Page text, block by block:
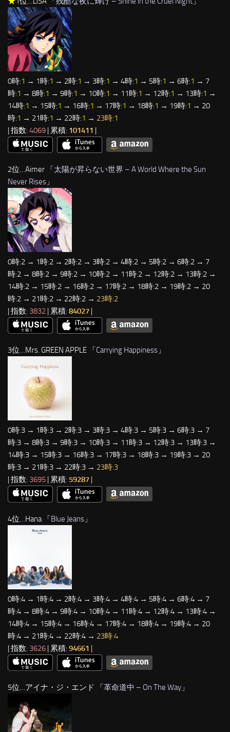
0時:1 → 1時:1 → 2時:1 → 3時:1 → 4時:1 → 5時:1 → 6時:1 → 7
時:1 → 8時:1 → 9時:1 → 10時:1 → 11時:1 → 12時:1 → 13時:1 →
14時:1 → 15時:1 → 16時:1 → 17時:1 → 18時:1 → 19時:1 → 20
時:1 → 21時:1 → 22時:1 → 23時:1
| 指数: 4069 | 累積: 101411 |
2位…Aimer 「太陽が昇らない世界 – A World Where the Sun
Never Rises 」
0時:2 → 1時:2 → 2時:2 → 3時:2 → 4時:2 → 5時:2 → 6時:2 → 7
時:2 → 8時:2 → 9時:2 → 10時:2 → 11時:2 → 12時:2 → 13時:2 →
14時:2 → 15時:2 → 16時:2 → 17時:2 → 18時:2 → 19時:2 → 20
時:2 → 21時:2 → 22時:2 → 23時:2
| 指数: 3832 | 累積: 84027 |
3位…Mrs. GREEN APPLE 「 Carrying Happiness 」
0時:3 → 1時:3 → 2時:3 → 3時:3 → 4時:3 → 5時:3 → 6時:3 → 7
時:3 → 8時:3 → 9時:3 → 10時:3 → 11時:3 → 12時:3 → 13時:3 →
14時:3 → 15時:3 → 16時:3 → 17時:3 → 18時:3 → 19時:3 → 20
時:3 → 21時:3 → 22時:3 → 23時:3
| 指数: 3695 | 累積: 59287
4位…Hana 「Blue Jeans 」
0時:4 → 1時:4 → 2時:4 → 3時:4 → 4時:4 → 5時:4 → 6時:4 → 7
時:4 → 8時:4 → 9時:4 → 10時:4 → 11時:4 → 12時:4 → 13時:4 →
14時:4 → 15時:4 → 16時:4 → 17時:4 → 18時:4 → 19時:4 → 20
時:4 → 21時:4 → 22時:4 → 23時:4
| 指数: 3626 | 累積: 94661 |
5位…アイナ・ジ・エンド 「革命道中 – On The Way 」